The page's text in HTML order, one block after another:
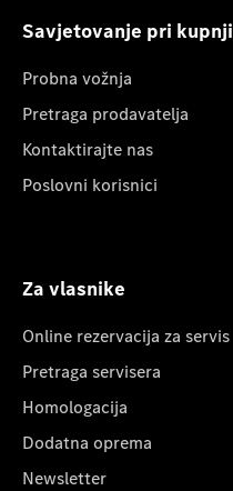
Savjetovanje pri kupnji
Probna vožnja
Pretraga prodavatelja
Kontaktirajte nas
Poslovni korisnici
Za vlasnike
Online rezervacija za servis
Pretraga servisera
Homologacija
Dodatna oprema
Newsletter